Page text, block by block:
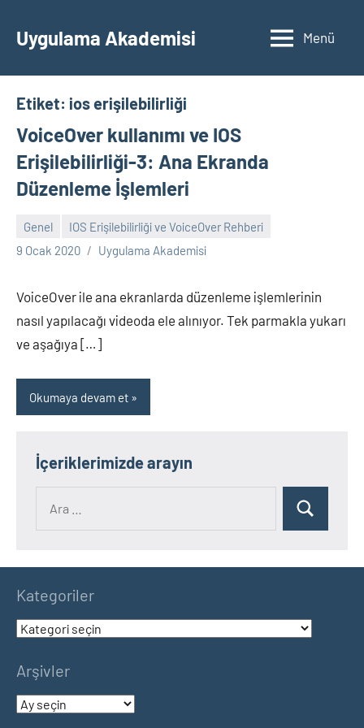
geçUygulama Akademisi Menü
Etiket: ios erişilebilirliği
VoiceOver kullanımı ve IOS
Erişilebilirliği-3: Ana Ekranda
Düzenleme İşlemleri
Genel
IOS Erişilebilirliği ve VoiceOver Rehberi
9 Ocak 2020
Uygulama Akademisi
Yorum
VoiceOver ile ana ekranlarda düzenleme işlemlerinin
nasıl yapılacağı videoda ele alınıyor. Tek parmakla yukarı
ve aşağıya […]
Okumaya devam et
İçeriklerimizde arayın
Ara
Kategoriler
Kategoriler
Arşivler
Arşivler